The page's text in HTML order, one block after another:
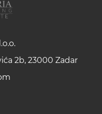
2b, 23000 Zadar